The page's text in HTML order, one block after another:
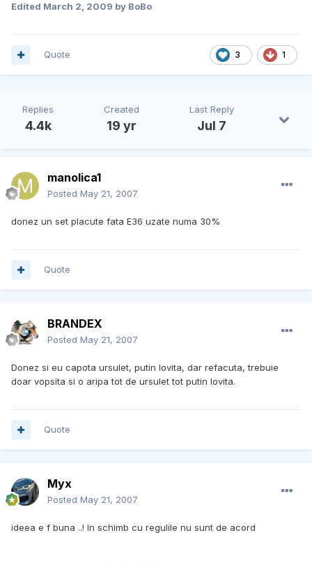
Edited March 2, 2009 by BoBo
3 1
Quote
Replies
4.4k
Created
19 yr
Last Reply
Jul 7
manolica1
Posted May 21, 2007
donez un set placute fata E36 uzate numa 30%
Quote
BRANDEX
Posted May 21, 2007
Donez si eu capota ursulet, putin lovita, dar refacuta, trebuie
doar vopsita si o aripa tot de ursulet tot putin lovita.
Quote
Myx
Posted May 21, 2007
ideea e f buna ..! In schimb cu regulile nu sunt de acord